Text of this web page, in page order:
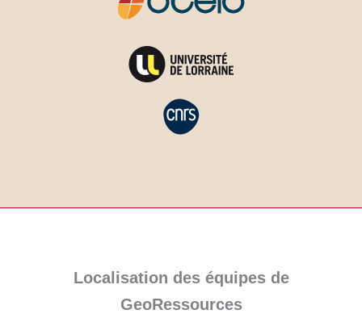
Localisation des équipes de
GeoRessources